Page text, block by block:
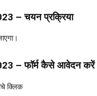
– चयन प्रक्रिया
– फॉर्म कैसे आवेदन करें
क्लिक